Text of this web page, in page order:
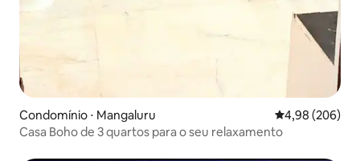
Condomínio ⋅ Mangaluru 4,98 de uma
4,98 (206)
Casa Boho de 3 quartos para o seu relaxamento